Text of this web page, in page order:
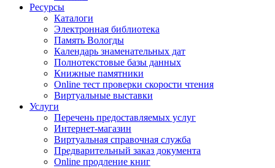
Ресурсы
Каталоги
Электронная библиотека
Память Вологды
Календарь знаменательных дат
Полнотекстовые базы данных
Книжные памятники
Online тест проверки скорости чтения
Виртуальные выставки
Услуги
Перечень предоставляемых услуг
Интернет-магазин
Виртуальная справочная служба
Предварительный заказ документа
Online продление книг